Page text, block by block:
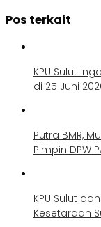
Pos terkait
KPU Sulut
di 25 Juni
Putra BMR,
Pimpin DPW
KPU Sulut
Kesetaraan